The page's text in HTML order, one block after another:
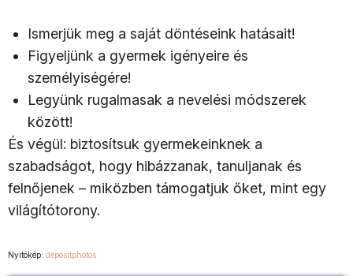
Ismerjük meg a saját döntéseink hatásait!
Figyeljünk a gyermek igényeire és
személyiségére!
Legyünk rugalmasak a nevelési módszerek
között!
És végül: biztosítsuk gyermekeinknek a
szabadságot, hogy hibázzanak, tanuljanak és
felnőjenek – miközben támogatjuk őket, mint egy
világítótorony.
Nyitókép: depositphotos